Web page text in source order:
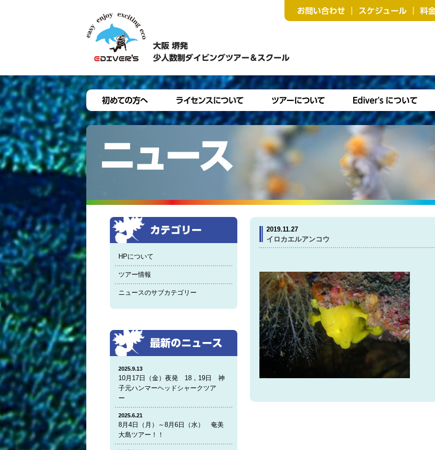
2019.11.27
イロカエルアンコウ
HPについて
ツアー情報
ニュースのサブカテゴリー
2025.9.13
10月17日（金）夜発 18，19日 神
子元ハンマーヘッドシャークツア
ー
2025.6.21
8月4日（月）～8月6日（水） 奄美
大島ツアー！！